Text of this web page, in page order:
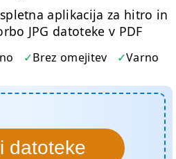
aplikacija za hitro in
JPG datoteke v PDF
Brez omejitev Varno
datoteke